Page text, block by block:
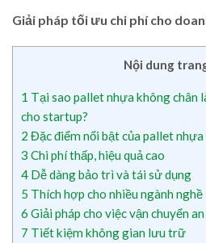
Giải pháp tối ưu chi phí cho
Nội dung
1 Tại sao pallet nhựa không chân
cho startup?
2 Đặc điểm nổi bật của pallet nhựa
3 Chi phí thấp, hiệu quả cao
4 Dễ dàng bảo trì và tái sử dụng
5 Thích hợp cho nhiều ngành nghề
6 Giải pháp cho việc vận chuyển
7 Tiết kiệm không gian lưu trữ